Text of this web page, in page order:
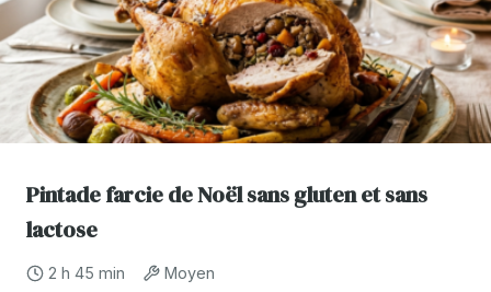
Pintade farcie de Noël sans gluten et sans
lactose
2 h 45 min Moyen